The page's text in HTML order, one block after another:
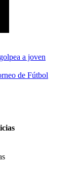
a joven
de Fútbol